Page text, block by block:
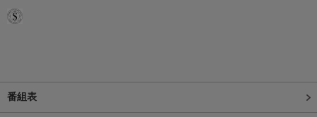
番組表